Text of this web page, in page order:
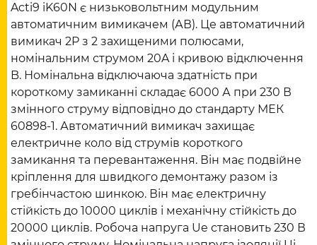
Acti9 iK60N є низьковольтним модульним
автоматичним вимикачем (АВ). Це автоматичний
вимикач 2P з 2 захищеними полюсами,
номінальним струмом 20A і кривою відключення
B. Номінальна відключаюча здатність при
короткому замиканні складає 6000 А при 230 В
змінного струму відповідно до стандарту МЕК
60898-1. Автоматичний вимикач захищає
електричне коло від струмів короткого
замикання та перевантаження. Він має подвійне
кріплення для швидкого демонтажу разом із
гребінчастою шинкою. Він має електричну
стійкість до 10000 циклів і механічну стійкість до
20000 циклів. Робоча напруга Ue становить 230 В